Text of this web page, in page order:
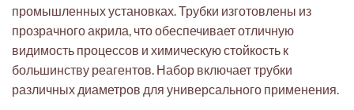
промышленных установках. Трубки изготовлены из
прозрачного акрила, что обеспечивает отличную
видимость процессов и химическую стойкость к
большинству реагентов. Набор включает трубки
различных диаметров для универсального применения.